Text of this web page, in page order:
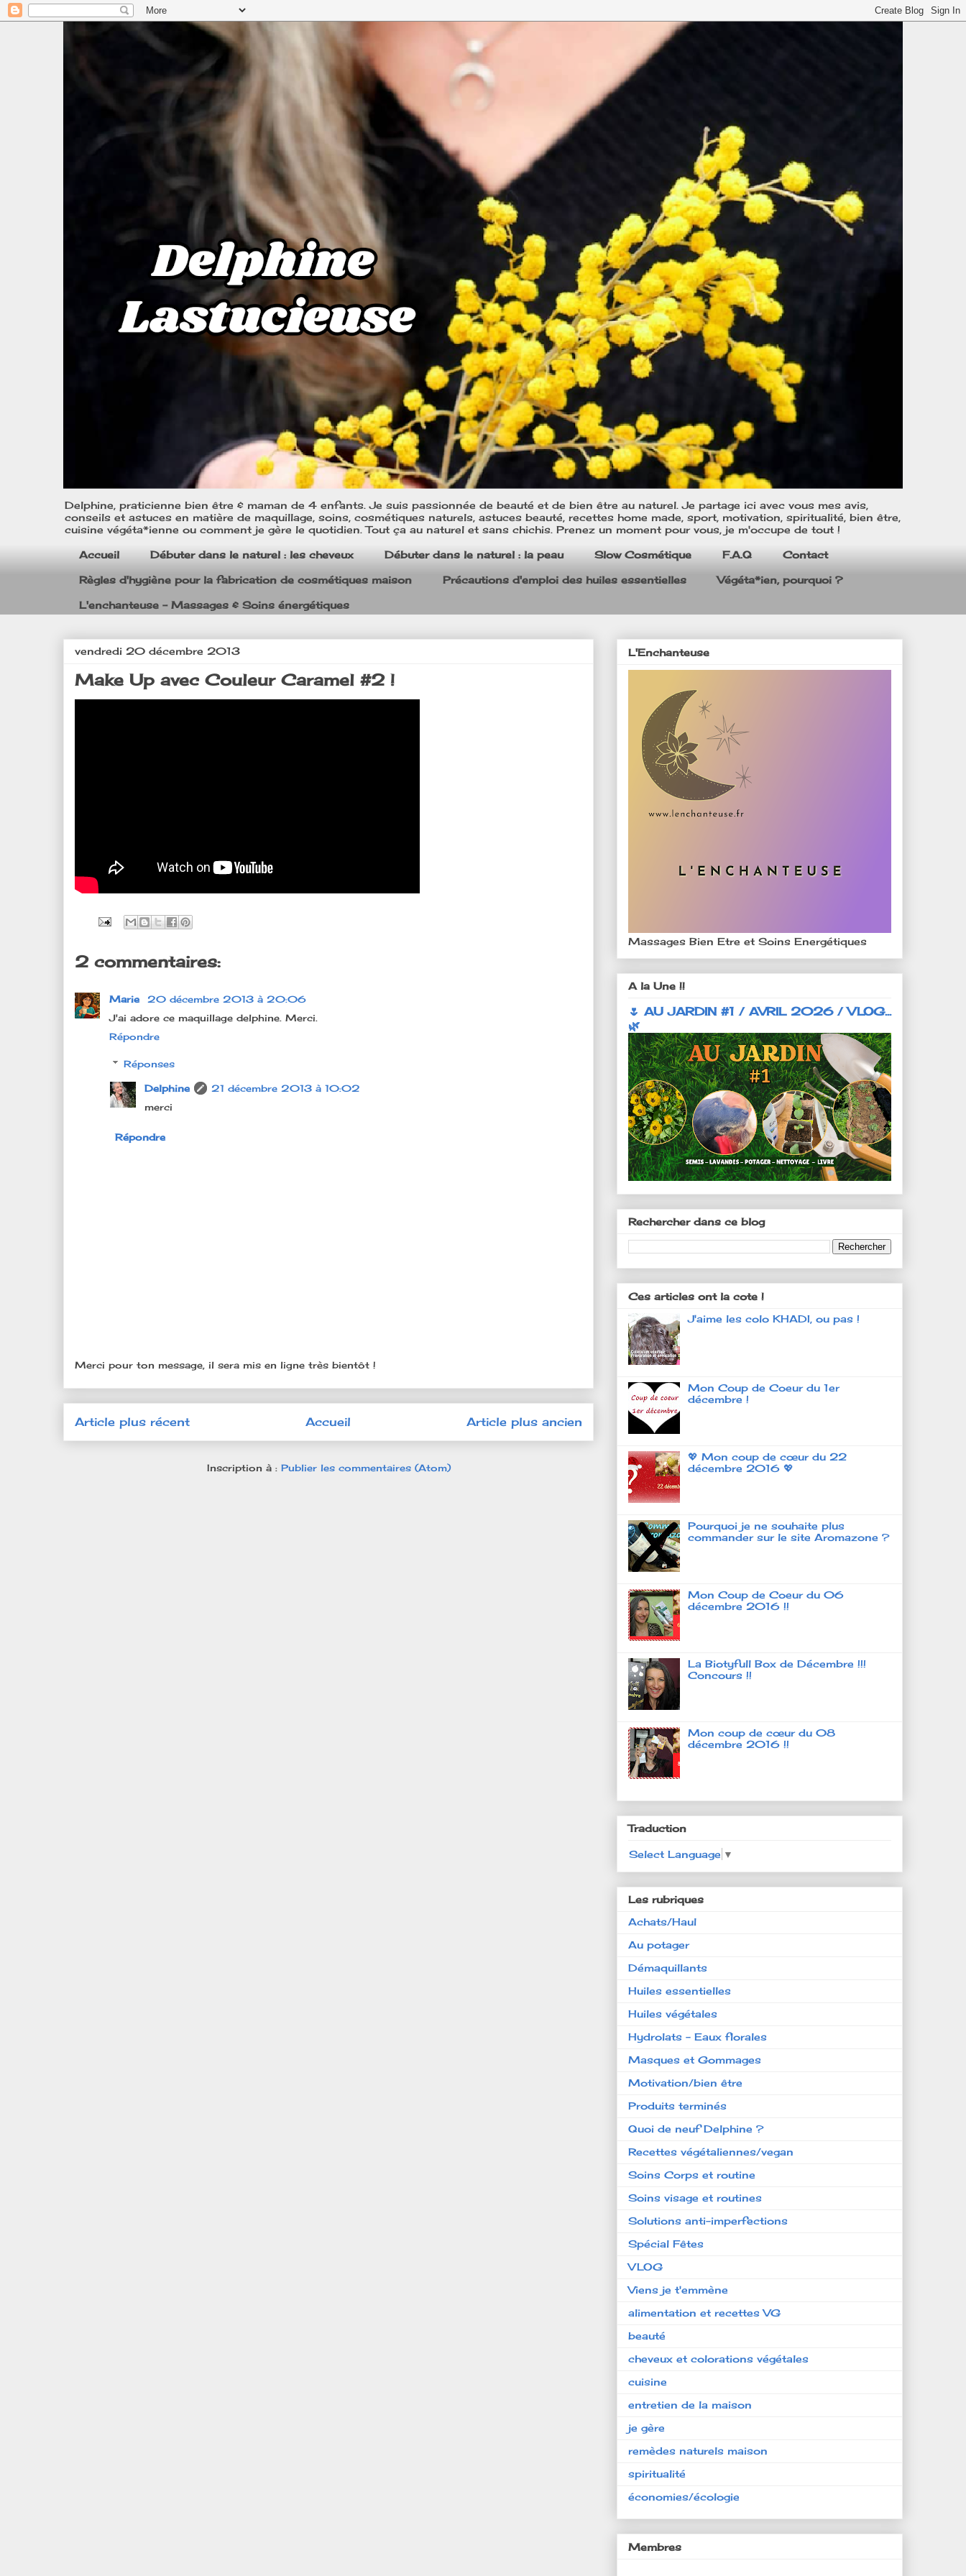
Delphine, praticienne bien être & maman de 4 enfants. Je suis passionnée de beauté et de bien être au naturel. Je partage ici avec vous mes avis,
conseils et astuces en matière de maquillage, soins, cosmétiques naturels, astuces beauté, recettes home made, sport, motivation, spiritualité, bien être,
cuisine végéta*ienne ou comment je gère le quotidien. Tout ça au naturel et sans chichis. Prenez un moment pour vous, je m'occupe de tout !
Accueil Débuter dans le naturel : les cheveux Débuter dans le naturel : la peau Slow Cosmétique F.A.Q Contact
Règles d'hygiène pour la fabrication de cosmétiques maison Précautions d'emploi des huiles essentielles Végéta*ien, pourquoi ?
L'enchanteuse - Massages & Soins énergétiques
vendredi 20 décembre 2013
Make Up avec Couleur Caramel #2 !
2 commentaires:
Marie
20 décembre 2013 à 20:06
J'ai adore ce maquillage delphine. Merci.
Répondre
Réponses
Delphine
21 décembre 2013 à 10:02
merci
Répondre
Merci pour ton message, il sera mis en ligne très bientôt !
Article plus récent Article plus ancien
Accueil
Inscription à : Publier les commentaires (Atom)
L'Enchanteuse
Massages Bien Etre et Soins Energétiques
A la Une !!
🌷 AU JARDIN #1 / AVRIL 2026 / VLOG...
🌿
Rechercher dans ce blog
Ces articles ont la cote !
J'aime les colo KHADI, ou pas !
Mon Coup de Coeur du 1er
décembre !
💖 Mon coup de cœur du 22
décembre 2016 💖
Pourquoi je ne souhaite plus
commander sur le site Aromazone ?
Mon Coup de Coeur du 06
décembre 2016 !!
La Biotyfull Box de Décembre !!!
Concours !!
Mon coup de cœur du 08
décembre 2016 !!
Traduction
Select Language ▼
Les rubriques
Achats/Haul
Au potager
Démaquillants
Huiles essentielles
Huiles végétales
Hydrolats - Eaux florales
Masques et Gommages
Motivation/bien être
Produits terminés
Quoi de neuf Delphine ?
Recettes végétaliennes/vegan
Soins Corps et routine
Soins visage et routines
Solutions anti-imperfections
Spécial Fêtes
VLOG
Viens je t'emmène
alimentation et recettes VG
beauté
cheveux et colorations végétales
cuisine
entretien de la maison
je gère
remèdes naturels maison
spiritualité
économies/écologie
Membres